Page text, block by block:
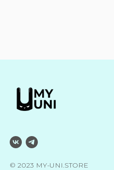
© 2023 MY-UNI.STORE